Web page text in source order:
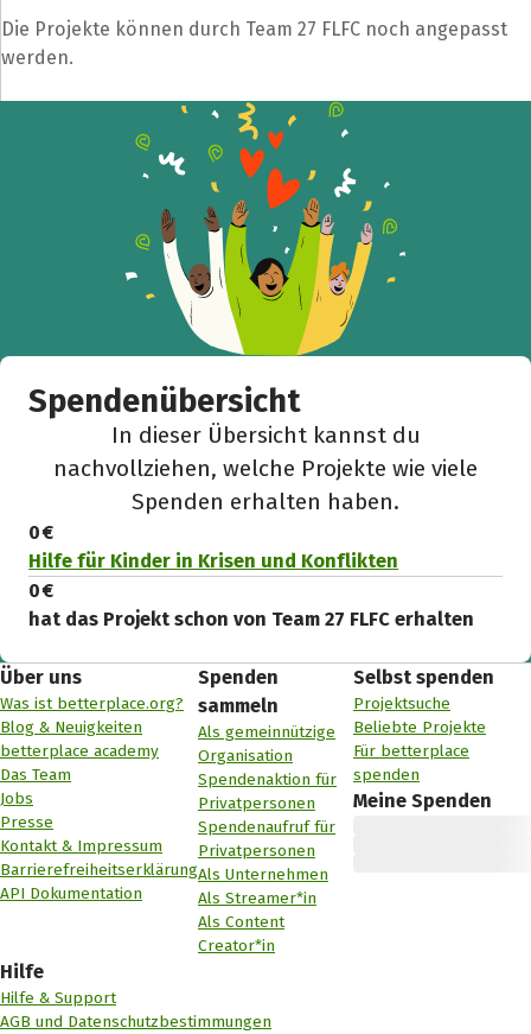
Die Projekte können durch Team 27 FLFC noch angepasst
werden.
Spendenübersicht
In dieser Übersicht kannst du
nachvollziehen, welche Projekte wie viele
Spenden erhalten haben.
0 €
Hilfe für Kinder in Krisen und Konflikten
0 €
hat das Projekt schon von Team 27 FLFC erhalten
Über uns
Was ist betterplace.org?
Blog & Neuigkeiten
betterplace academy
Das Team
Jobs
Presse
Kontakt & Impressum
Barrierefreiheitserklärung
API Dokumentation
Spenden
sammeln
Als gemeinnützige
Organisation
Spendenaktion für
Privatpersonen
Spendenaufruf für
Privatpersonen
Als Unternehmen
Als Streamer*in
Als Content
Creator*in
Selbst spenden
Projektsuche
Beliebte Projekte
Für betterplace
spenden
Meine Spenden
Hilfe
Hilfe & Support
AGB und Datenschutzbestimmungen